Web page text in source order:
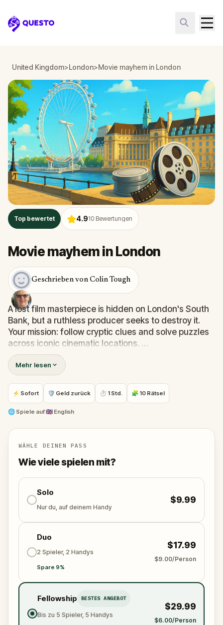
Questo
United Kingdom>London>Movie mayhem in London
Top bewertet 4.910 Bewertungen
Movie mayhem in London
Geschrieben von Colin Tough
A lost film masterpiece is hidden on London's South
Bank, but a ruthless producer seeks to destroy it.
Your mission: follow cryptic clues and solve puzzles
across iconic cinematic locations.
The trail leads you to classic film settings, including
the Tate Modern, scene of a dramatic
Impossibleescape, the Millennium Bridge, attacked
by Dementors in
Harry Potter and the Half-Blood
Prince, and the Globe Tavern, home toBridget Jones
Are you ready to start your blockbuster adventure?
Mehr lesen
⚡ Sofort 🛡 Geld zurück ⏱ 1 Std. 🧩 10 Rätsel
🌐 Spiele auf🇬🇧 English
WÄHLE DEINEN PASS
Wie viele spielen mit?
Solo
Nur du, auf deinem Handy
$9.99
Duo
2 Spieler, 2 Handys
Spare 9%
$17.99
$9.00/Person
Fellowship BESTES ANGEBOT
Bis zu 5 Spieler, 5 Handys
$29.99
$6.00/Person